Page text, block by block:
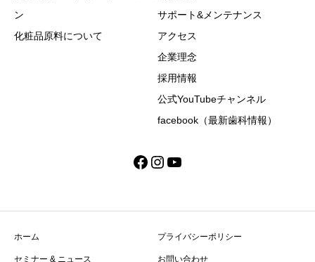
ン
化粧品原料について
サポート&メンテナンス
アクセス
企業理念
採用情報
公式YouTubeチャンネル
facebook（最新歯科情報）
Facebook
Instagram
YouTube
ホーム プライバシーポリシー
セミナー & ニュース お問い合わせ